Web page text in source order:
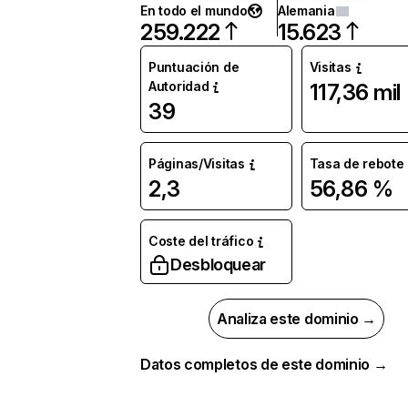
En todo el mundo
259.222
Alemania
15.623
Puntuación de
Autoridad
39
Visitas
117,36 mil
Páginas/Visitas
2,3
Tasa de rebote
56,86 %
Coste del tráfico
Desbloquear
Analiza este dominio →
Datos completos de este dominio →